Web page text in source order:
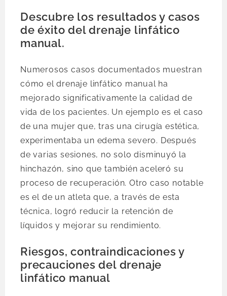
Descubre los resultados y casos
de éxito del drenaje linfático
manual.
Numerosos casos documentados muestran
cómo el drenaje linfático manual ha
mejorado significativamente la calidad de
vida de los pacientes. Un ejemplo es el caso
de una mujer que, tras una cirugía estética,
experimentaba un edema severo. Después
de varias sesiones, no solo disminuyó la
hinchazón, sino que también aceleró su
proceso de recuperación. Otro caso notable
es el de un atleta que, a través de esta
técnica, logró reducir la retención de
líquidos y mejorar su rendimiento.
Riesgos, contraindicaciones y
precauciones del drenaje
linfático manual